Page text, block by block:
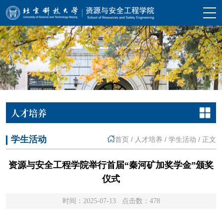
人才培养
学生活动 首页 / 人才培养 / 学生活动 / 正文
资源与安全工程学院举行首届“秦河矿加奖学金”颁奖
仪式
时间：2025-07-13 点击数： 478